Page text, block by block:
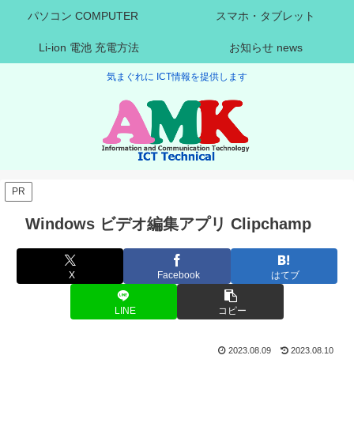
気まぐれに ICT情報を提供します
パソコン COMPUTER スマホ・タブレット
Li-ion 電池 充電方法 お知らせ news
PR
Windows ビデオ編集アプリ Clipchamp
X Facebook はてブ
LINE コピー
2023.08.09 2023.08.10